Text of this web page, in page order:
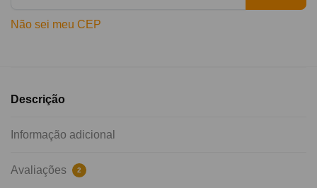
Não sei meu CEP
Descrição
Informação adicional
Avaliações 2